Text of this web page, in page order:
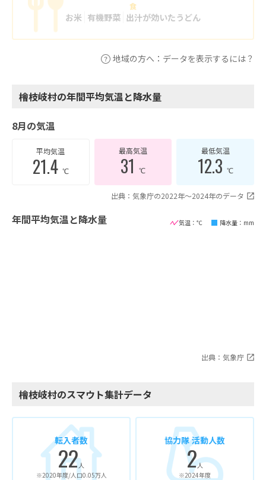
食
お米 有機野菜 出汁が効いたうどん
地域の方へ：データを表示するには？
檜枝岐村の年間平均気温と降水量
8月の気温
平均気温
21.4 ℃
最高気温
31 ℃
最低気温
12.3 ℃
出典：気象庁の2022年〜2024年のデータ
年間平均気温と降水量 気温：℃ 降水量：mm
出典：気象庁
檜枝岐村のスマウト集計データ
転入者数
22人
※2020年度/人口0.05万人
協力隊 活動人数
2人
※2024年度